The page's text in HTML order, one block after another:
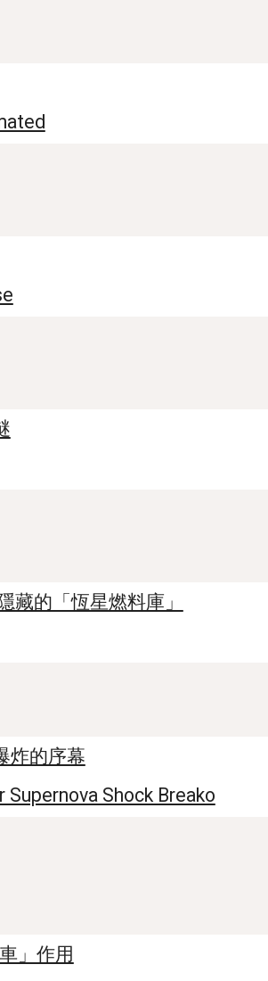
藏的「恆星燃料庫」
炸的序幕
Shock Breako
」作用